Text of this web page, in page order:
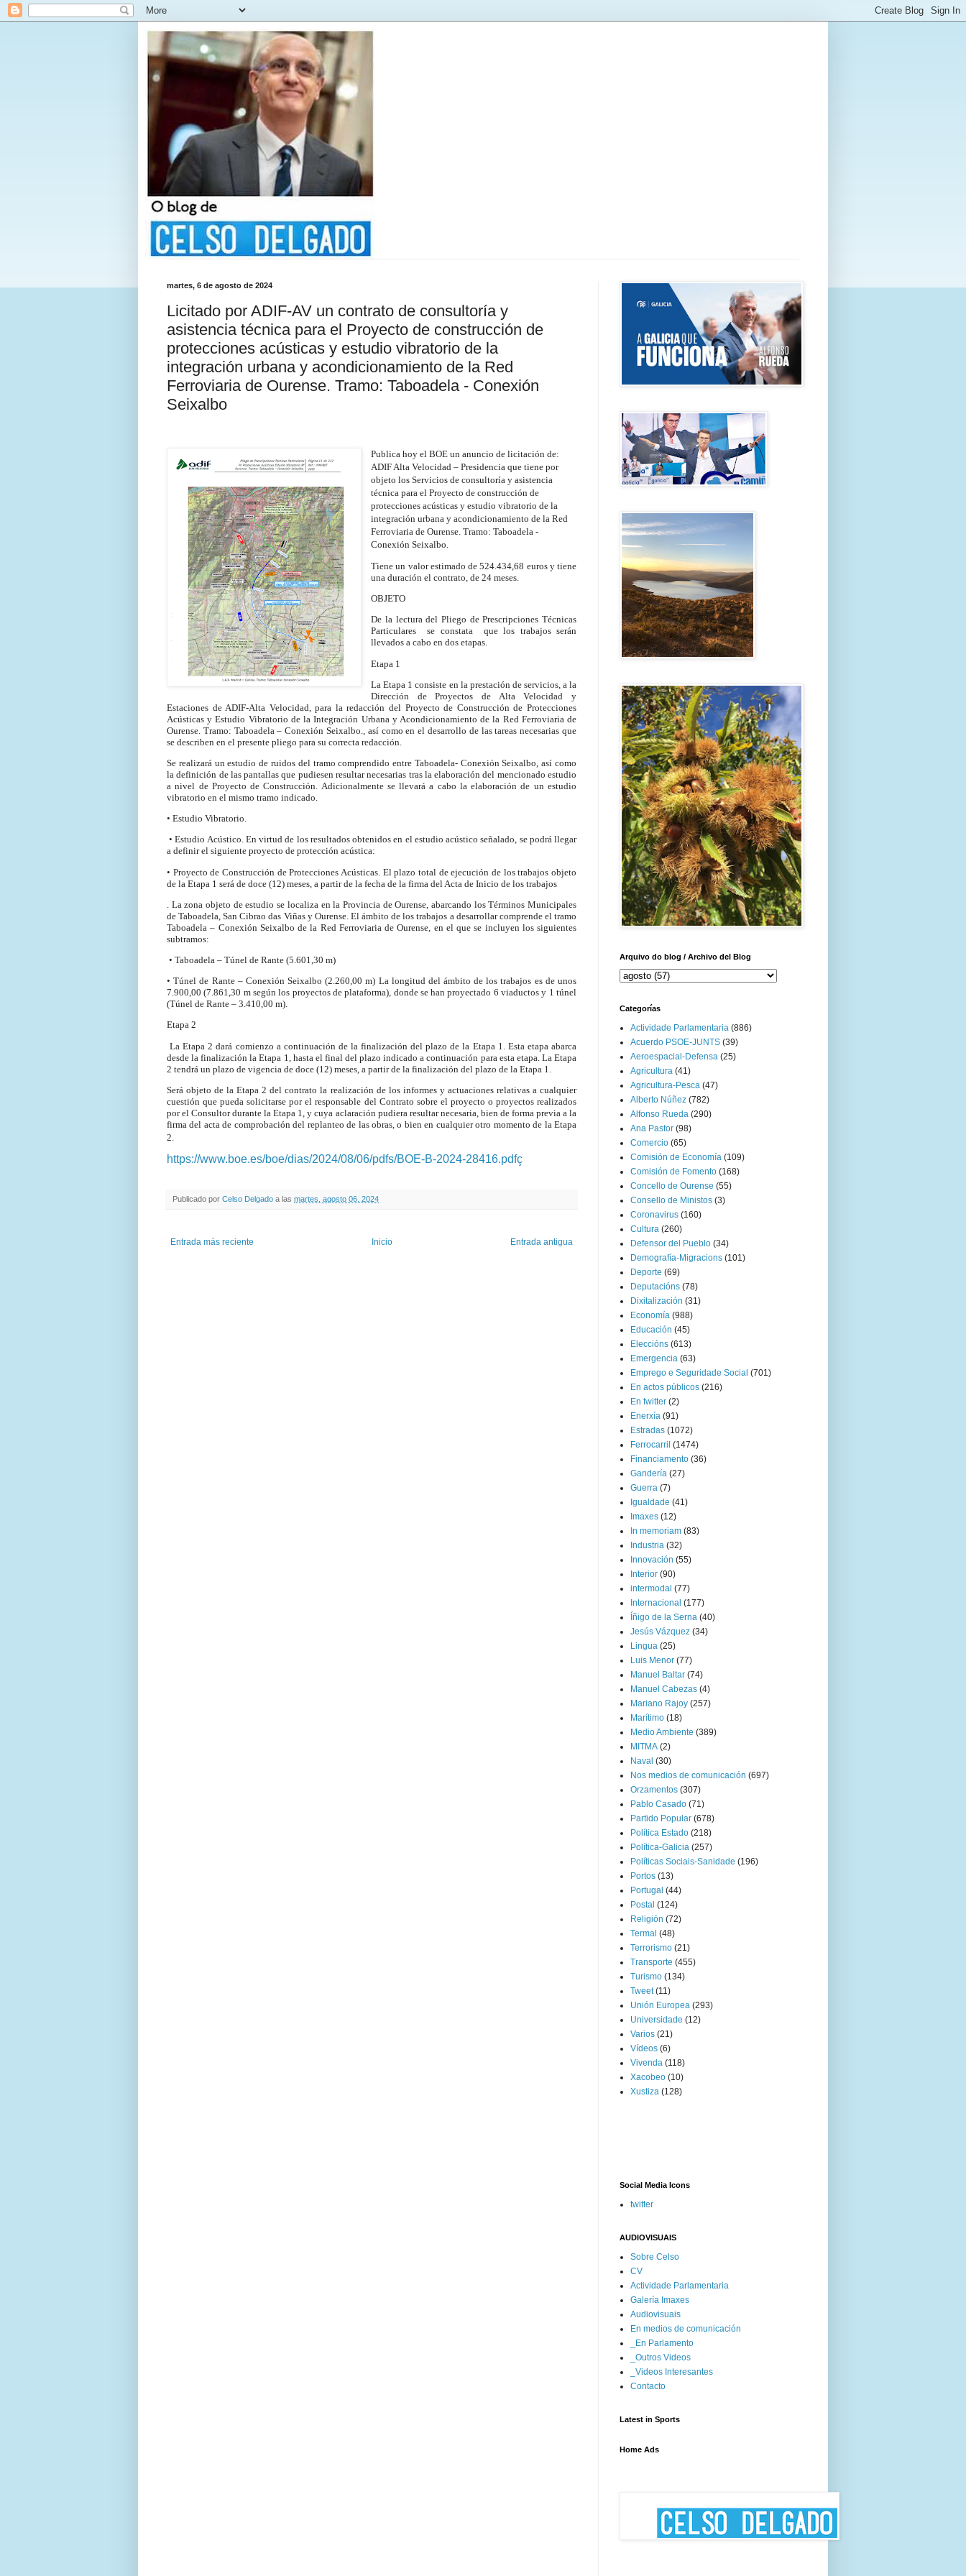
martes, 6 de agosto de 2024
Licitado por ADIF-AV un contrato de consultoría y
asistencia técnica para el Proyecto de construcción de
protecciones acústicas y estudio vibratorio de la
integración urbana y acondicionamiento de la Red
Ferroviaria de Ourense. Tramo: Taboadela - Conexión
Seixalbo
Publica hoy el BOE un anuncio de licitación de:
ADIF Alta Velocidad – Presidencia que tiene por
objeto los Servicios de consultoría y asistencia
técnica para el Proyecto de construcción de
protecciones acústicas y estudio vibratorio de la
integración urbana y acondicionamiento de la Red
Ferroviaria de Ourense. Tramo: Taboadela -
Conexión Seixalbo.
Tiene un valor estimado de 524.434,68 euros y tiene
una duración el contrato, de 24 meses.
OBJETO
De la lectura del Pliego de Prescripciones Técnicas
Particulares
se constata
que los trabajos serán
llevados a cabo en dos etapas.
Etapa 1
La Etapa 1 consiste en la prestación de servicios, a la
Dirección de Proyectos de Alta Velocidad y
Estaciones de ADIF-Alta Velocidad, para la redacción del Proyecto de Construcción de Protecciones
Acústicas y Estudio Vibratorio de la Integración Urbana y Acondicionamiento de la Red Ferroviaria de
Ourense. Tramo: Taboadela – Conexión Seixalbo., así como en el desarrollo de las tareas necesarias que
se describen en el presente pliego para su correcta redacción.
Se realizará un estudio de ruidos del tramo comprendido entre Taboadela- Conexión Seixalbo, así como
la definición de las pantallas que pudiesen resultar necesarias tras la elaboración del mencionado estudio
a nivel de Proyecto de Construcción. Adicionalmente se llevará a cabo la elaboración de un estudio
vibratorio en el mismo tramo indicado.
• Estudio Vibratorio.
• Estudio Acústico. En virtud de los resultados obtenidos en el estudio acústico señalado, se podrá llegar
a definir el siguiente proyecto de protección acústica:
• Proyecto de Construcción de Protecciones Acústicas. El plazo total de ejecución de los trabajos objeto
de la Etapa 1 será de doce (12) meses, a partir de la fecha de la firma del Acta de Inicio de los trabajos
. La zona objeto de estudio se localiza en la Provincia de Ourense, abarcando los Términos Municipales
de Taboadela, San Cibrao das Viñas y Ourense. El ámbito de los trabajos a desarrollar comprende el tramo
Taboadela – Conexión Seixalbo de la Red Ferroviaria de Ourense, en el que se incluyen los siguientes
subtramos:
• Taboadela – Túnel de Rante (5.601,30 m)
• Túnel de Rante – Conexión Seixalbo (2.260,00 m) La longitud del ámbito de los trabajos es de unos
7.900,00 (7.861,30 m según los proyectos de plataforma), donde se han proyectado 6 viaductos y 1 túnel
(Túnel de Rante – 3.410,00 m).
Etapa 2
La Etapa 2 dará comienzo a continuación de la finalización del plazo de la Etapa 1. Esta etapa abarca
desde la finalización la Etapa 1, hasta el final del plazo indicado a continuación para esta etapa. La Etapa
2 tendrá un plazo de vigencia de doce (12) meses, a partir de la finalización del plazo de la Etapa 1.
Será objeto de la Etapa 2 del contrato la realización de los informes y actuaciones relativas a cualquier
cuestión que pueda solicitarse por el responsable del Contrato sobre el proyecto o proyectos realizados
por el Consultor durante la Etapa 1, y cuya aclaración pudiera resultar necesaria, bien de forma previa a la
firma del acta de comprobación del replanteo de las obras, o bien en cualquier otro momento de la Etapa
2.
https://www.boe.es/boe/dias/2024/08/06/pdfs/BOE-B-2024-28416.pdfç
Publicado por Celso Delgado a las martes, agosto 06, 2024
Entrada más reciente Entrada antigua
Inicio
Arquivo do blog / Archivo del Blog
Categorías
Actividade Parlamentaria (886)
Acuerdo PSOE-JUNTS (39)
Aeroespacial-Defensa (25)
Agricultura (41)
Agricultura-Pesca (47)
Alberto Núñez (782)
Alfonso Rueda (290)
Ana Pastor (98)
Comercio (65)
Comisión de Economía (109)
Comisión de Fomento (168)
Concello de Ourense (55)
Consello de Ministos (3)
Coronavirus (160)
Cultura (260)
Defensor del Pueblo (34)
Demografía-Migracions (101)
Deporte (69)
Deputacións (78)
Dixitalización (31)
Economía (988)
Educación (45)
Eleccións (613)
Emergencia (63)
Emprego e Seguridade Social (701)
En actos públicos (216)
En twitter (2)
Enerxía (91)
Estradas (1072)
Ferrocarril (1474)
Financiamento (36)
Gandería (27)
Guerra (7)
Igualdade (41)
Imaxes (12)
In memoriam (83)
Industria (32)
Innovación (55)
Interior (90)
intermodal (77)
Internacional (177)
Íñigo de la Serna (40)
Jesús Vázquez (34)
Lingua (25)
Luis Menor (77)
Manuel Baltar (74)
Manuel Cabezas (4)
Mariano Rajoy (257)
Marítimo (18)
Medio Ambiente (389)
MITMA (2)
Naval (30)
Nos medios de comunicación (697)
Orzamentos (307)
Pablo Casado (71)
Partido Popular (678)
Política Estado (218)
Política-Galicia (257)
Políticas Sociais-Sanidade (196)
Portos (13)
Portugal (44)
Postal (124)
Religión (72)
Termal (48)
Terrorismo (21)
Transporte (455)
Turismo (134)
Tweet (11)
Unión Europea (293)
Universidade (12)
Varios (21)
Vídeos (6)
Vivenda (118)
Xacobeo (10)
Xustiza (128)
Social Media Icons
twitter
AUDIOVISUAIS
Sobre Celso
CV
Actividade Parlamentaria
Galería Imaxes
Audiovisuais
En medios de comunicación
_En Parlamento
_Outros Videos
_Videos Interesantes
Contacto
Latest in Sports
Home Ads